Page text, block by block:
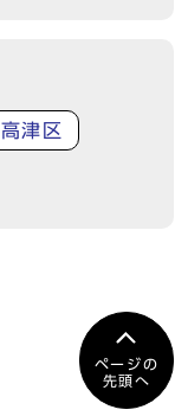
高津区
ページの
先頭へ